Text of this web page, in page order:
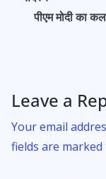
o p
पीएम मोदी का
Leave a
Your email
fields are marked